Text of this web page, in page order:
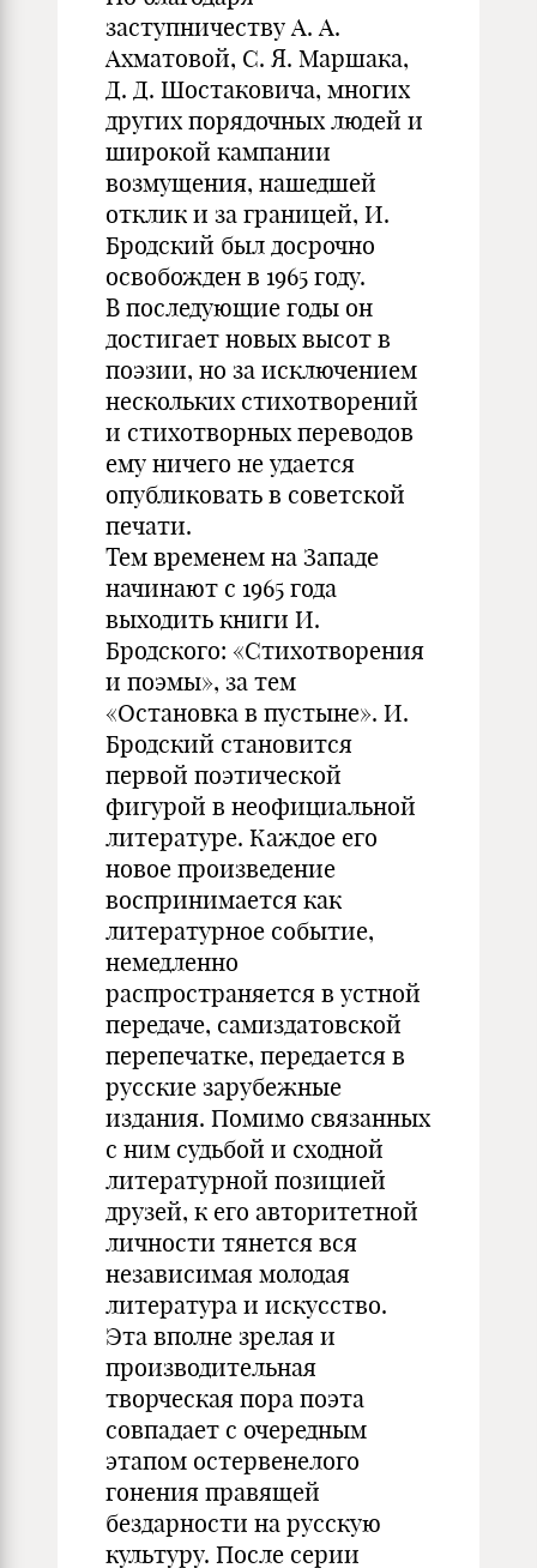
заступничеству А. А.
Ахматовой, С. Я. Маршака,
Д. Д. Шостаковича, многих
других порядочных людей и
широкой кампании
возмущения, нашедшей
отклик и за границей, И.
Бродский был досрочно
освобожден в 1965 году.
В последующие годы он
достигает новых высот в
поэзии, но за исключением
нескольких стихотворений
и стихотворных переводов
ему ничего не удается
опубликовать в советской
печати.
Тем временем на Западе
начинают с 1965 года
выходить книги И.
Бродского: «Стихотворения
и поэмы», за тем
«Остановка в пустыне». И.
Бродский становится
первой поэтической
фигурой в неофициальной
литературе. Каждое его
новое произведение
воспринимается как
литературное событие,
немедленно
распространяется в устной
передаче, самиздатовской
перепечатке, передается в
русские зарубежные
издания. Помимо связанных
с ним судьбой и сходной
литературной позицией
друзей, к его авторитетной
личности тянется вся
независимая молодая
литература и искусство.
Эта вполне зрелая и
производительная
творческая пора поэта
совпадает с очередным
этапом остервенелого
гонения правящей
бездарности на русскую
культуру. После серии